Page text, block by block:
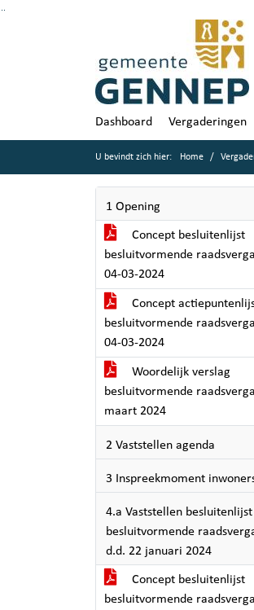
Dashboard Vergaderingen
U bevindt zich hier: Home
1 Opening
Concept besluitenlijst
besluitvormende
04-03-2024
Concept
besluitvormende
04-03-2024
Woordelijk verslag
besluitvormende
maart 2024
2 Vaststellen agenda
3 Inspreekmoment
4.a Vaststellen
besluitvormende
d.d. 22 januari 2024
Concept besluitenlijst
besluitvormende